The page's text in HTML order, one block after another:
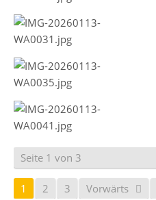
Seite 1 von 3
1 2 3 Vorwärts